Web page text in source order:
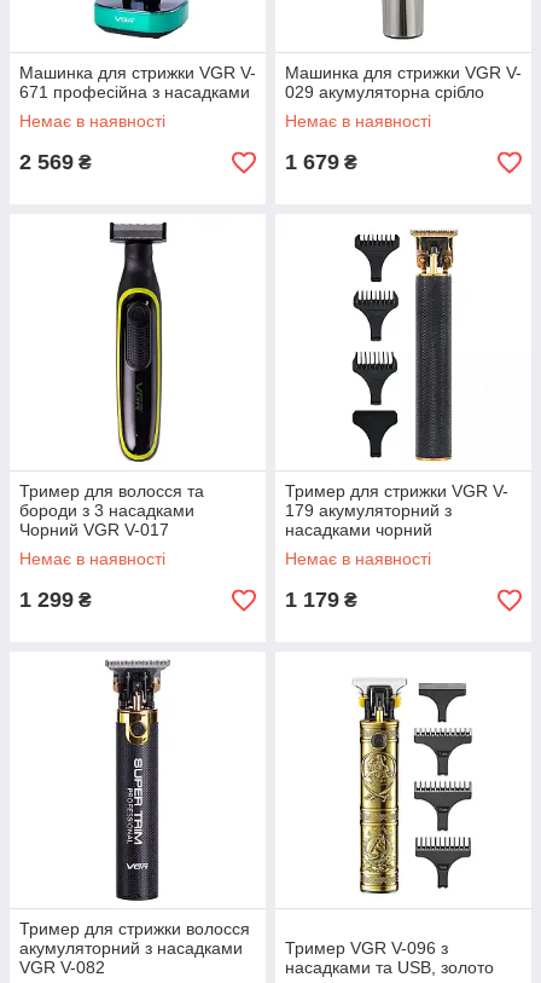
Машинка для стрижки VGR V-
671 професійна з насадками
Немає в наявності
2 569 ₴
Машинка для стрижки VGR V-
029 акумуляторна срібло
Немає в наявності
1 679 ₴
Тример для волосся та
бороди з 3 насадками
Чорний VGR V-017
Немає в наявності
1 299 ₴
Тример для стрижки VGR V-
179 акумуляторний з
насадками чорний
Немає в наявності
1 179 ₴
Тример для стрижки волосся
акумуляторний з насадками
VGR V-082
Тример VGR V-096 з
насадками та USB, золото